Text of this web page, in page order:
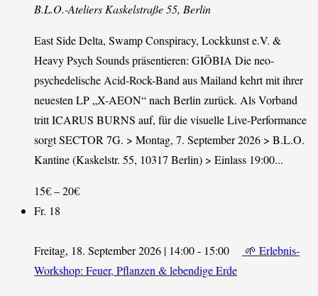
B.L.O.-Ateliers Kaskelstraße 55, Berlin
East Side Delta, Swamp Conspiracy, Lockkunst e.V. &
Heavy Psych Sounds präsentieren: GIÖBIA Die neo-
psychedelische Acid-Rock-Band aus Mailand kehrt mit ihrer
neuesten LP „X-AEON“ nach Berlin zurück. Als Vorband
tritt ICARUS BURNS auf, für die visuelle Live-Performance
sorgt SECTOR 7G. > Montag, 7. September 2026 > B.L.O.
Kantine (Kaskelstr. 55, 10317 Berlin) > Einlass 19:00...
15€ – 20€
Fr. 18
Freitag, 18. September 2026 | 14:00- 15:00
🌱 Erlebnis-
Workshop: Feuer, Pflanzen & lebendige Erde